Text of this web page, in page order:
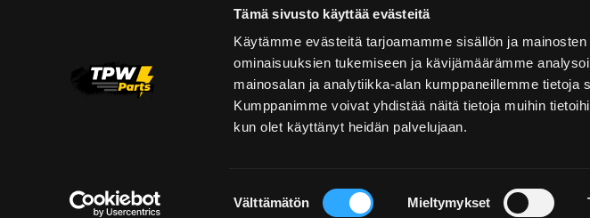
Tämä sivusto käyttää evästeitä
Käytämme evästeitä tarjoamamme sisällön ja
ominaisuuksien tukemiseen ja kävijämäärämme
mainosalan ja analytiikka-alan kumppaneillemme tietoja
Kumppanimme voivat yhdistää näitä tietoja muihin
kun olet käyttänyt heidän palvelujaan.
Välttämätön Mieltymykset
Asiakaspalvelu:
asiakaspalvelu@tpwparts.com
© 2026 TPW Parts.